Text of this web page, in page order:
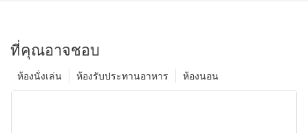
ที่คุณอาจชอบ
ห้องนอน
ห้องรับประทานอาหาร
ห้องนั่งเล่น